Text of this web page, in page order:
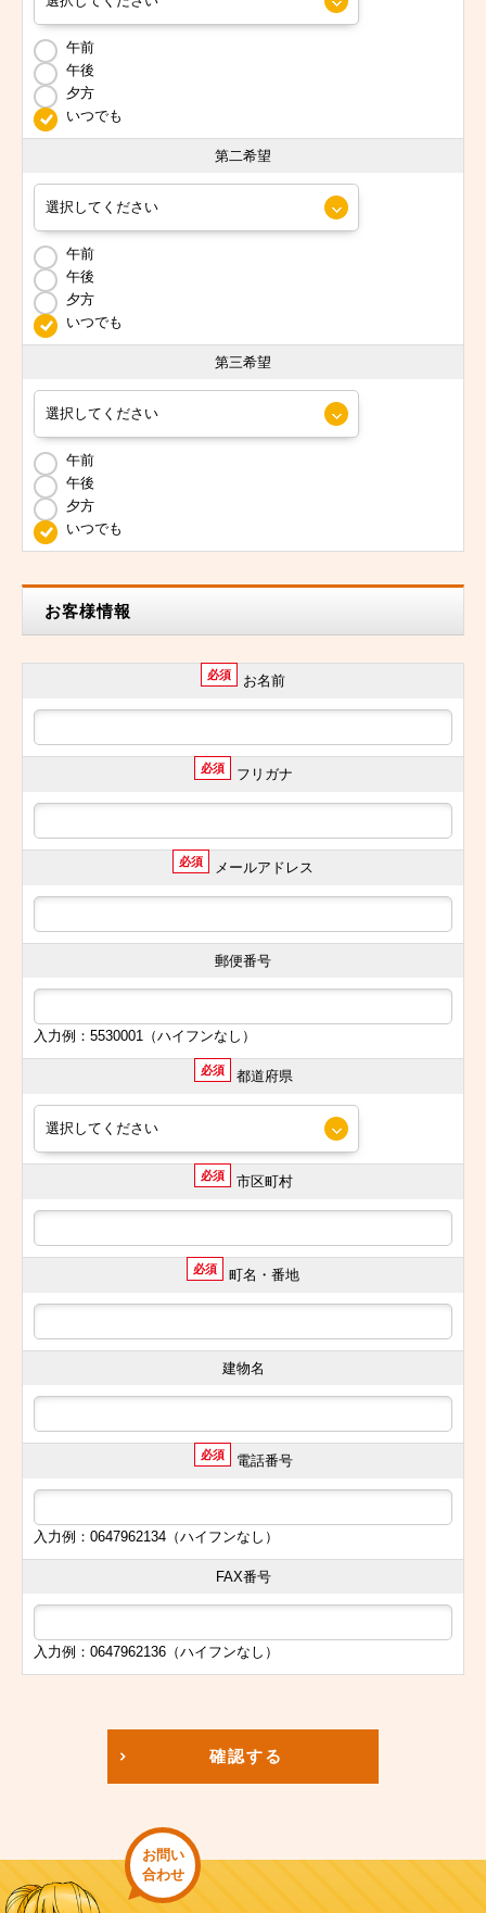
午前
午後
夕方
いつでも
第二希望
午前
午後
夕方
いつでも
第三希望
午前
午後
夕方
いつでも
お客様情報
必須 お名前
必須 フリガナ
必須 メールアドレス
郵便番号
入力例：5530001（ハイフンなし）
必須 都道府県
必須 市区町村
必須 町名・番地
建物名
必須 電話番号
入力例：0647962134（ハイフンなし）
FAX番号
入力例：0647962136（ハイフンなし）
確認する
お問い
合わせ